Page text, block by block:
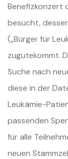
Benefizkonzert
besucht, dessen
(„Bürger für
zugutekommt.
Suche nach
diese in der
Leukämie-
passenden
für alle
neuen